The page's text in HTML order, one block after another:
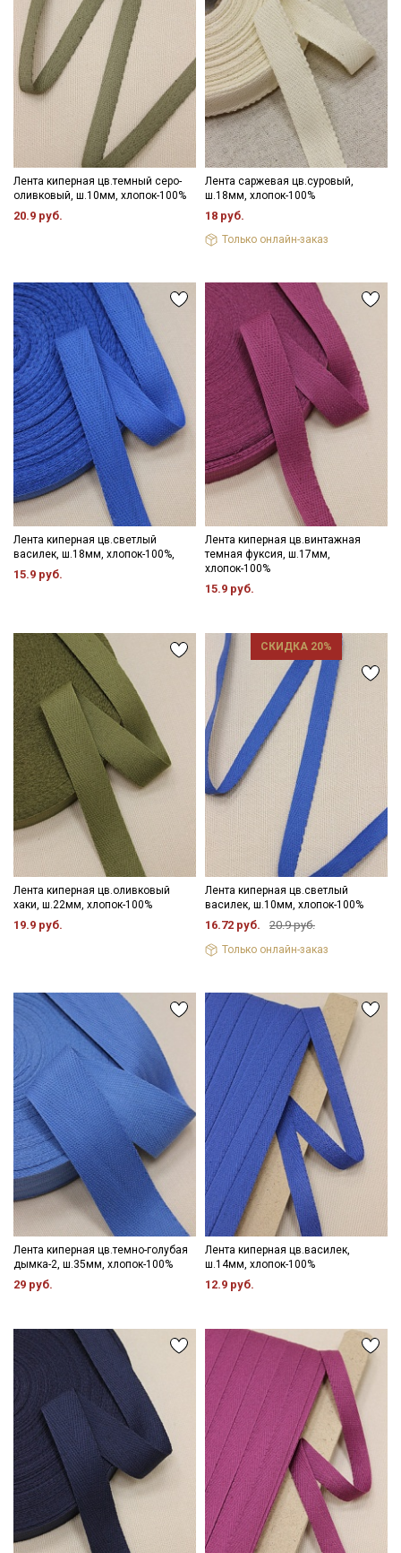
Лента киперная цв.темный серо-
оливковый, ш.10мм, хлопок-100%
20.9 руб.
Лента саржевая цв.суровый,
ш.18мм, хлопок-100%
18 руб.
Только онлайн-заказ
Лента киперная цв.светлый
василек, ш.18мм, хлопок-100%,
15.9 руб.
Лента киперная цв.винтажная
темная фуксия, ш.17мм,
хлопок-100%
15.9 руб.
Лента киперная цв.оливковый
хаки, ш.22мм, хлопок-100%
19.9 руб.
СКИДКА 20%
Лента киперная цв.светлый
василек, ш.10мм, хлопок-100%
16.72 руб. 20.9 руб.
Только онлайн-заказ
Лента киперная цв.темно-голубая
дымка-2, ш.35мм, хлопок-100%
29 руб.
Лента киперная цв.василек,
ш.14мм, хлопок-100%
12.9 руб.
Секретная рассылка от Купава
Мы публикуем здесь дополнительные
промокоды и скидки до 30% на узкие
категории тканей
Электронная почта
Подписаться
Ознакомлен(а) сПолитикой обработки персональных
данныхи даюСогласие на обработку персональных
данных
ДаюСогласие на получение рекламных и
информационных рассылок